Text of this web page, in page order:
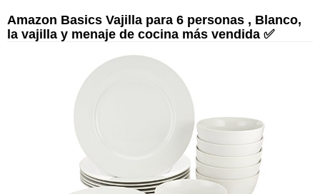
Amazon Basics Vajilla para 6 personas , Blanco,
la vajilla y menaje de cocina más vendida ✅